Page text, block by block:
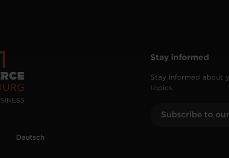
Deutsch
Stay informed
Stay informed about
topics.
Subscribe to